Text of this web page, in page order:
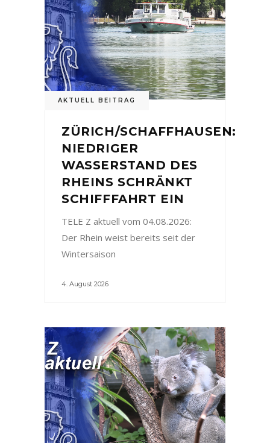
AKTUELL BEITRAG
ZÜRICH/SCHAFFHAUSEN:
NIEDRIGER
WASSERSTAND DES
RHEINS SCHRÄNKT
SCHIFFFAHRT EIN
TELE Z aktuell vom 04.08.2026:
Der Rhein weist bereits seit der
Wintersaison
4. August 2026